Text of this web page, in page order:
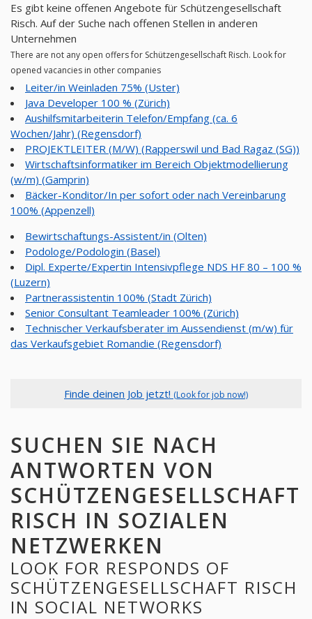
Es gibt keine offenen Angebote für Schützengesellschaft
Risch. Auf der Suche nach offenen Stellen in anderen
Unternehmen
There are not any open offers for Schützengesellschaft Risch. Look for
opened vacancies in other companies
Leiter/in Weinladen 75% (Uster)
Java Developer 100 % (Zürich)
Aushilfsmitarbeiterin Telefon/Empfang (ca. 6
Wochen/Jahr) (Regensdorf)
PROJEKTLEITER (M/W) (Rapperswil und Bad Ragaz (SG))
Wirtschaftsinformatiker im Bereich Objektmodellierung
(w/m) (Gamprin)
Bäcker-Konditor/In per sofort oder nach Vereinbarung
100% (Appenzell)
Bewirtschaftungs-Assistent/in (Olten)
Podologe/Podologin (Basel)
Dipl. Experte/Expertin Intensivpflege NDS HF 80 – 100 %
(Luzern)
Partnerassistentin 100% (Stadt Zürich)
Senior Consultant Teamleader 100% (Zürich)
Technischer Verkaufsberater im Aussendienst (m/w) für
das Verkaufsgebiet Romandie (Regensdorf)
Finde deinen Job jetzt! (Look for job now!)
SUCHEN SIE NACH
ANTWORTEN VON
SCHÜTZENGESELLSCHAFT
RISCH IN SOZIALEN
NETZWERKEN
LOOK FOR RESPONDS OF
SCHÜTZENGESELLSCHAFT RISCH
IN SOCIAL NETWORKS